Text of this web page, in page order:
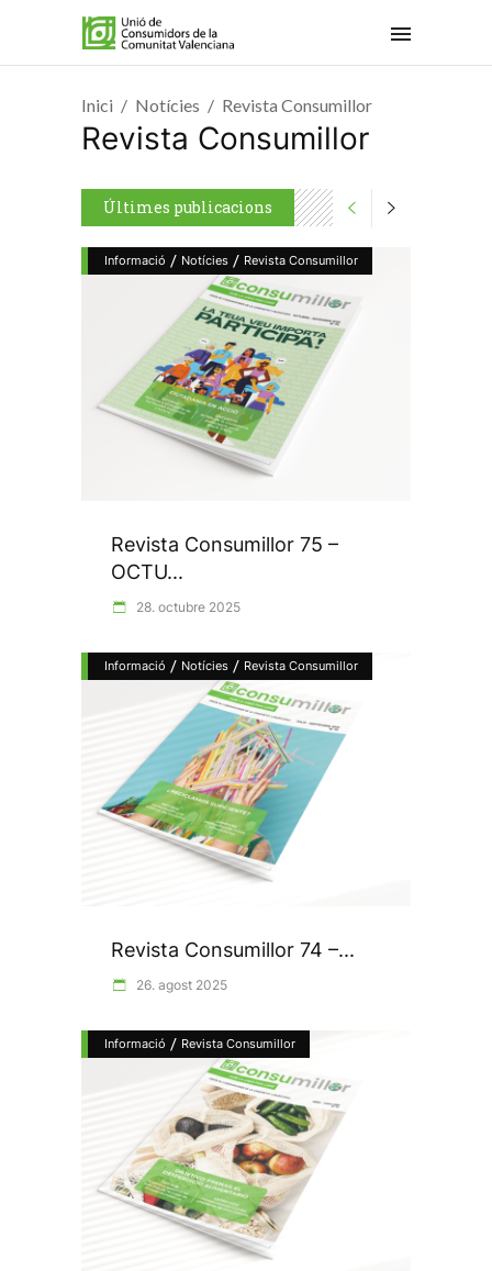
Inici Notícies Revista Consumillor
Revista Consumillor
Últimes publicacions
Informació / Notícies / Revista Consumillor
Revista Consumillor 75 –
OCTU...
28. octubre 2025
Informació / Notícies / Revista Consumillor
Revista Consumillor 74 –...
26. agost 2025
Informació / Revista Consumillor